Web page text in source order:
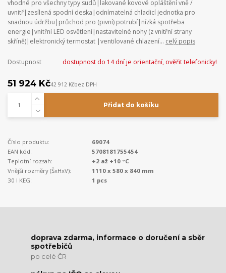
vhodné pro všechny typy sudů|lakované kovové opláštění vně /
uvnitř|zesílená spodní deska|odnímatelná chladicí jednotka pro
snadnou údržbu|průchod pro (pivní) potrubí|nízká spotřeba
energie|vnitřní LED osvětlení|nastavitelné nohy (z vnitřní strany
skříně)|elektronický termostat |ventilované chlazení... celý popis
Dostupnost dostupnost do 14 dní je orientační, ověřit telefonicky!
51 924 Kč42 912 Kčbez DPH
Přidat do košíku
Číslo produktu:
69074
EAN kód:
5708181755454
Teplotní rozsah:
+2 až +10 °C
Vnější rozměry (ŠxHxV):
1110 x 580 x 840 mm
30 l KEG:
1 pcs
doprava zdarma, informace o doručení a sběr
spotřebičů
po celé ČR